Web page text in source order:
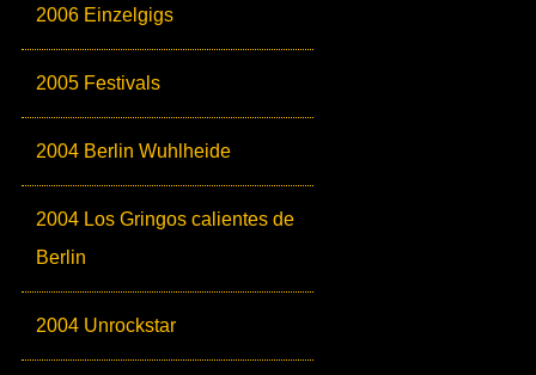
2006 Einzelgigs
2005 Festivals
2004 Berlin Wuhlheide
2004 Los Gringos calientes de
Berlin
2004 Unrockstar